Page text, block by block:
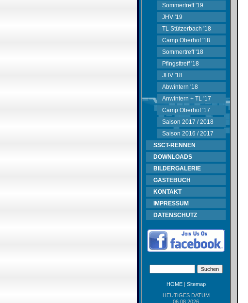
Sommertreff '19
JHV '19
TL Stützerbach '18
Camp Oberhof '18
Sommertreff '18
Pfingsttreff '18
JHV '18
Abwintern '18
Anwintern + TL '17
Camp Oberhof '17
Saison 2017 / 2018
Saison 2016 / 2017
SSCT-RENNEN
DOWNLOADS
BILDERGALERIE
GÄSTEBUCH
KONTAKT
IMPRESSUM
DATENSCHUTZ
HOME| Sitemap
HEUTIGES DATUM
06.08.2026